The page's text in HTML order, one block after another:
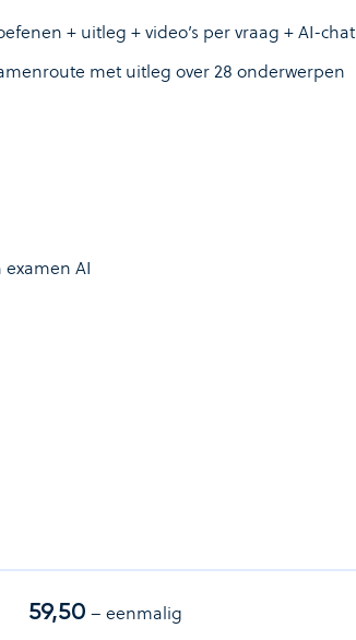
+ uitleg + video’s per vraag + AI-chat
met uitleg over28 onderwerpen
AI
59,50 – eenmalig